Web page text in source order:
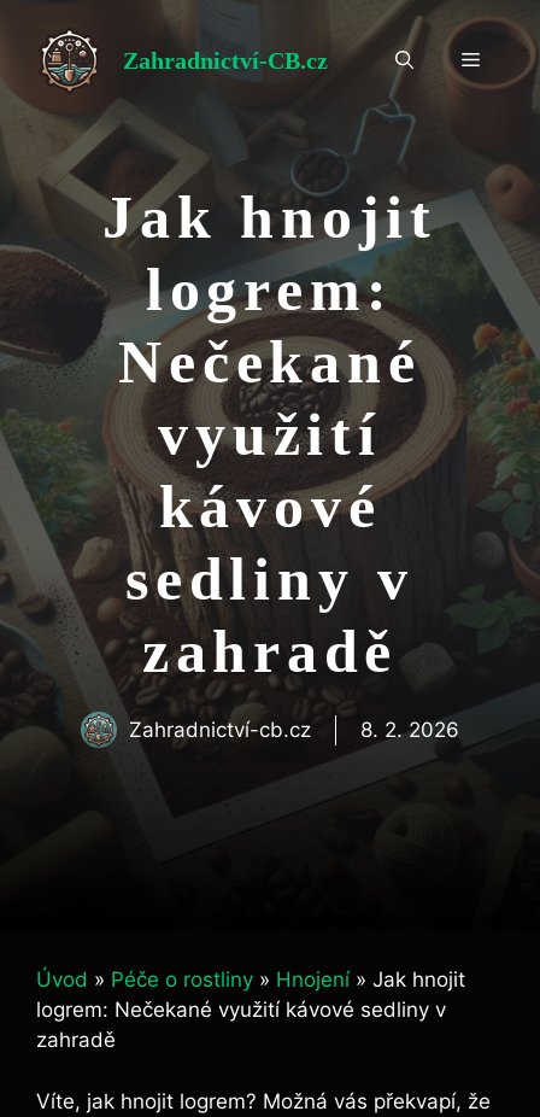
obsah
Zahradnictví-CB.cz Menu
Jak hnojit
logrem:
Nečekané
využití
kávové
sedliny v
zahradě
Zahradnictví-cb.cz 8. 2. 2026
Úvod » Péče o rostliny » Hnojení » Jak hnojit
logrem: Nečekané využití kávové sedliny v
zahradě
Víte, jak​ hnojit ‍logrem? Možná vás překvapí, že